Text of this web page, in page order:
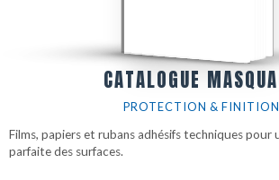
CATALOGUE
PROTECTION & FINITION
Films, papiers et rubans adhésifs techniques pour
parfaite des surfaces.